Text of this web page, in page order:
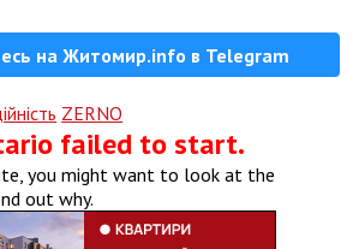
на Житомир.info в Telegram
ZERNO
failed to start.
you might want to look at the
out why.